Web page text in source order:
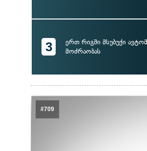
3
ერთ რიგში მსუბუქი
მოძრაობას
#709